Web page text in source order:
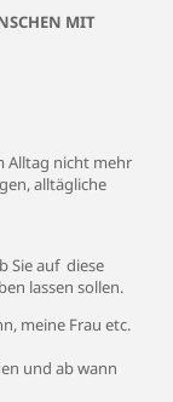
MIT
Alltag nicht mehr
alltägliche
Sie auf diese
lassen sollen.
meine Frau etc.
und ab wann